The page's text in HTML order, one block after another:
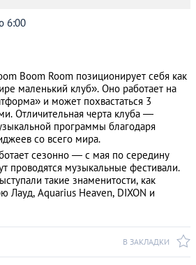
6:00
Boom Room позиционирует себя как
маленький клуб». Оно работает на
и может похвастаться 3
Отличительная черта клуба ―
программы благодаря
со всего мира.
сезонно — с мая по середину
проводятся музыкальные фестивали.
такие знаменитости, как
Лауд, Aquarius Heaven, DIXON и
В ЗАКЛАДКИ